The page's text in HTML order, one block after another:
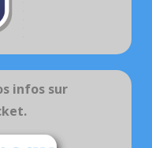
infos sur